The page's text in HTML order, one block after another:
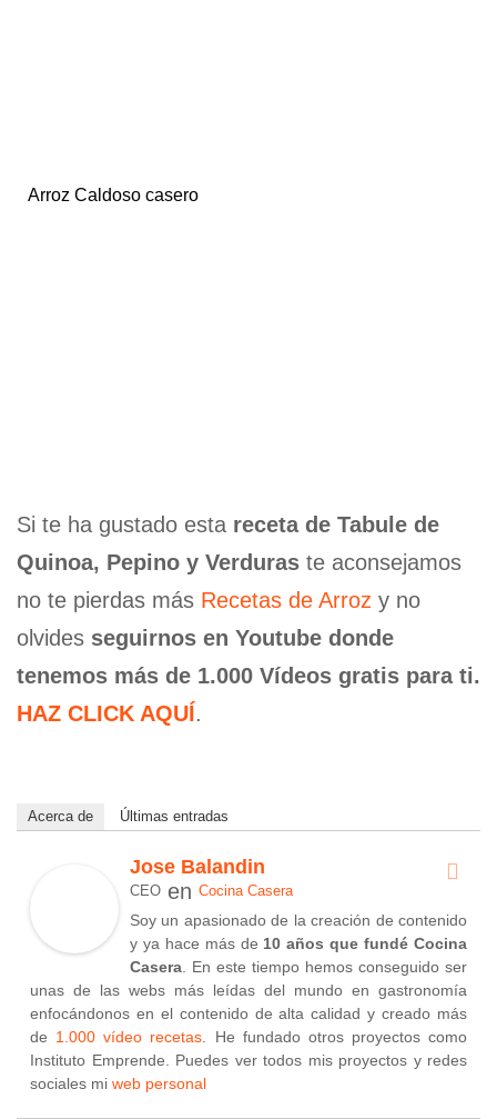
Arroz Caldoso casero
Si te ha gustado esta receta de Tabule de
Quinoa, Pepino y Verduras te aconsejamos
no te pierdas más Recetas de Arroz y no
olvides seguirnos en Youtube donde
tenemos más de 1.000 Vídeos gratis para ti.
HAZ CLICK AQUÍ.
Acerca de Últimas entradas
Jose Balandin
CEO en Cocina Casera
Soy un apasionado de la creación de contenido
y ya hace más de 10 años que fundé Cocina
Casera . En este tiempo hemos conseguido ser
unas de las webs más leídas del mundo en gastronomía
enfocándonos en el contenido de alta calidad y creado más
de 1.000 vídeo recetas . He fundado otros proyectos como
Instituto Emprende. Puedes ver todos mis proyectos y redes
sociales mi web personal